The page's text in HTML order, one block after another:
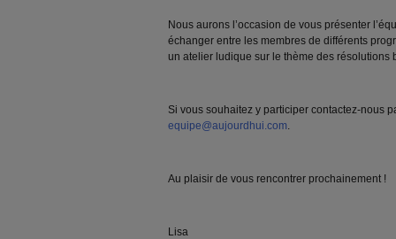
Nous aurons l’occasion de vous présenter
échanger entre les membres de différents
un atelier ludique sur le thème des résolutions
Si vous souhaitez y participer contactez-nous
equipe@aujourdhui.com.
Au plaisir de vous rencontrer prochainement !
Lisa